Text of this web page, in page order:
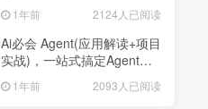
1年前 2124人已阅读
Ai必会 Agent(应用解读+项目
实战)，一站式搞定Agent应
1年前 2093人已阅读